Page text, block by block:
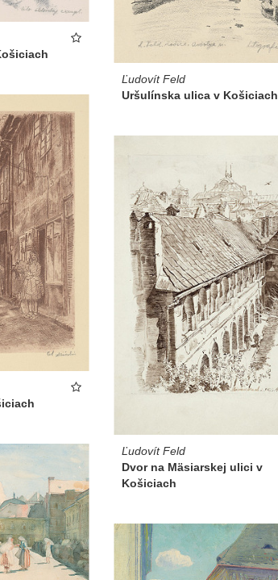
Ľudovít Feld
Uršulínska ulica v Košiciach
Ľudovít Feld
Dvor na Mäsiarskej ulici v
Košiciach